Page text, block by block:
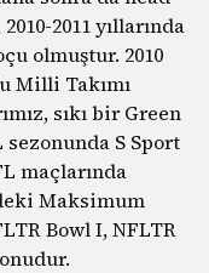
2011 yıllarında
olmuştur. 2010
Milli Takımı
sıkı bir Green
sezonunda S Sport
maçlarında
Maksimum
Bowl I, NFLTR